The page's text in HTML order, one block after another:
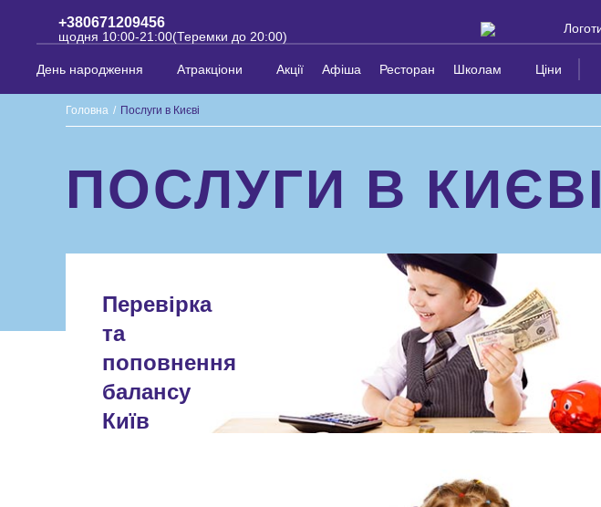
+380671209456
щодня 10:00-21:00(Теремки до 20:00)
День народження Атракціони Акції Афіша Ресторан Школам Ціни
Головна / Послуги в Києві
ПОСЛУГИ В КИЄВІ
Перевірка
та
поповнення
балансу
Київ